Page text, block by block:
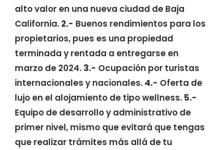
alto valor en una nueva ciudad de Baja
California. 2.- Buenos rendimientos para los
propietarios, pues es una propiedad
terminada y rentada a entregarse en
marzo de 2024. 3.- Ocupación por turistas
internacionales y nacionales. 4.- Oferta de
lujo en el alojamiento de tipo wellness. 5.-
Equipo de desarrollo y administrativo de
primer nivel, mismo que evitará que tengas
que realizar trámites más allá de tu